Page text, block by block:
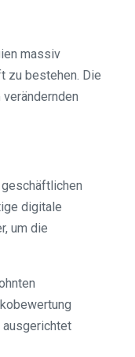
massiv
zu bestehen. Die
digitale
um die
ausgerichtet